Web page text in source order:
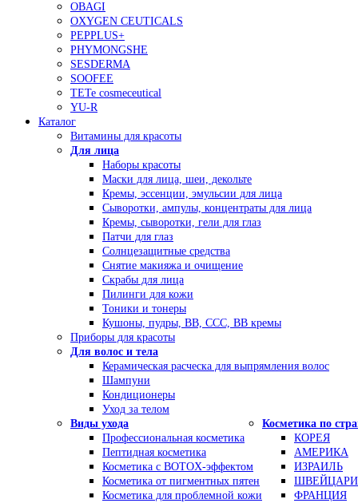
OBAGI
OXYGEN CEUTICALS
PEPPLUS+
PHYMONGSHE
SESDERMA
SOOFEE
TETe cosmeceutical
YU-R
Каталог
Витамины для красоты
Для лица
Наборы красоты
Маски для лица, шеи, декольте
Кремы, эссенции, эмульсии для лица
Сыворотки, ампулы, концентраты для лица
Кремы, сыворотки, гели для глаз
Патчи для глаз
Солнцезащитные средства
Снятие макияжа и очищение
Скрабы для лица
Пилинги для кожи
Тоники и тонеры
Кушоны, пудры, ВВ, ССС, ВВ кремы
Приборы для красоты
Для волос и тела
Керамическая расческа для выпрямления волос
Шампуни
Кондиционеры
Уход за телом
Виды ухода
Профессиональная косметика
Пептидная косметика
Косметика с BOTOX-эффектом
Косметика от пигментных пятен
Косметика для проблемной кожи
Косметика по
КОРЕЯ
АМЕРИКА
ИЗРАИЛЬ
ФРАНЦИЯ